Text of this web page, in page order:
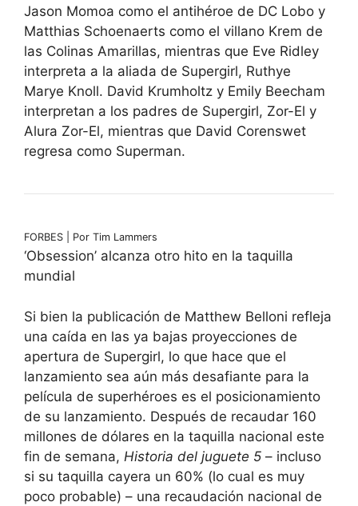
Jason Momoa como el antihéroe de DC Lobo y
Matthias Schoenaerts como el villano Krem de
las Colinas Amarillas, mientras que Eve Ridley
interpreta a la aliada de Supergirl, Ruthye
Marye Knoll. David Krumholtz y Emily Beecham
interpretan a los padres de Supergirl, Zor-El y
Alura Zor-El, mientras que David Corenswet
regresa como Superman.
FORBES | Por Tim Lammers
‘Obsession’ alcanza otro hito en la taquilla
mundial
Si bien la publicación de Matthew Belloni refleja
una caída en las ya bajas proyecciones de
apertura de Supergirl, lo que hace que el
lanzamiento sea aún más desafiante para la
película de superhéroes es el posicionamiento
de su lanzamiento. Después de recaudar 160
millones de dólares en la taquilla nacional este
fin de semana, Historia del juguete 5 – incluso
si su taquilla cayera un 60% (lo cual es muy
poco probable) – una recaudación nacional de